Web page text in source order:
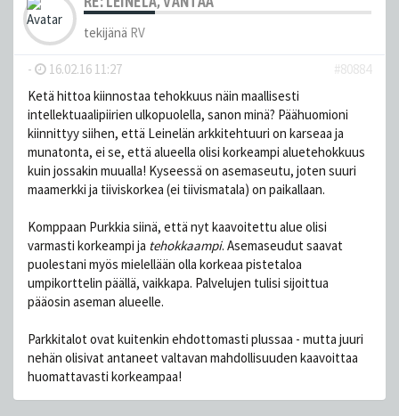
tekijänä RV
- 16.02.16 11:27
#80884
Ketä hittoa kiinnostaa tehokkuus näin maallisesti
intellektuaalipiirien ulkopuolella, sanon minä? Päähuomioni
kiinnittyy siihen, että Leinelän arkkitehtuuri on karseaa ja
munatonta, ei se, että alueella olisi korkeampi aluetehokkuus
kuin jossakin muualla! Kyseessä on asemaseutu, joten suuri
maamerkki ja tiiviskorkea (ei tiivismatala) on paikallaan.
Komppaan Purkkia siinä, että nyt kaavoitettu alue olisi
varmasti korkeampi ja tehokkaampi. Asemaseudut saavat
puolestani myös mielellään olla korkeaa pistetaloa
umpikorttelin päällä, vaikkapa. Palvelujen tulisi sijoittua
pääosin aseman alueelle.
Parkkitalot ovat kuitenkin ehdottomasti plussaa - mutta juuri
nehän olisivat antaneet valtavan mahdollisuuden kaavoittaa
huomattavasti korkeampaa!